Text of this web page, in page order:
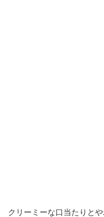
クリーミーな口当たりと